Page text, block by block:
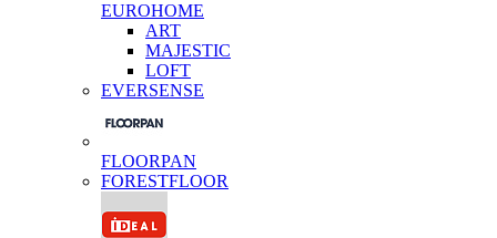
EUROHOME
ART
MAJESTIC
LOFT
EVERSENSE
FLOORPAN
FORESTFLOOR